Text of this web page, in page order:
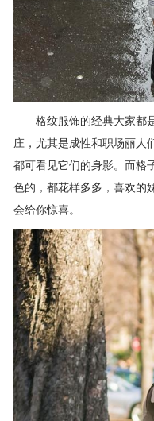
格纹服饰的经典大家都是
庄，尤其是成性和职场丽人
都可看见它们的身影。而格
色的，都花样多多，喜欢的
会给你惊喜。